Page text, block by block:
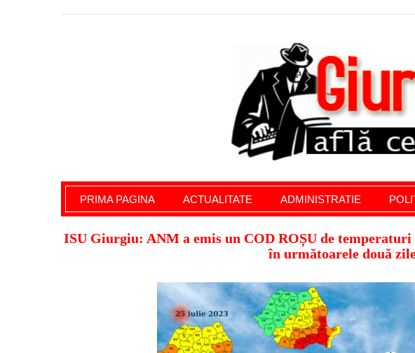
Giurgiu Pe Surse – actualitate giurgiu, administratie
PRIMA PAGINA ACTUALITATE ADMINISTRATIE
ISU Giurgiu: ANM a emis un COD ROȘU de
în următoarele două